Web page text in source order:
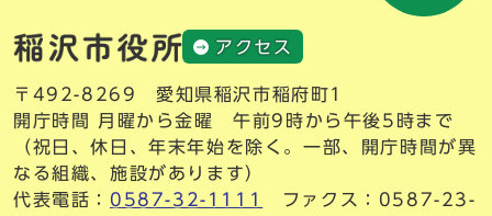
アクセス
〒492-8269 愛知県稲沢市稲府町1
開庁時間 月曜から金曜 午前9時から午後5時まで
（祝日、休日、年末年始を除く。一部、開庁時間が異
なる組織、施設があります）
代表電話： 0587-32-1111
ファクス：0587-23-